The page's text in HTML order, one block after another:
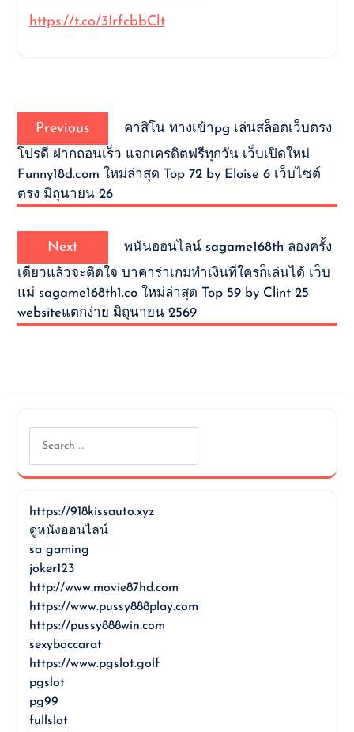
https://t.co/3IrfcbbClt
เรื่องPrevious
Previous
คาสิโน ทางเข้าpg เล่นสล็อตเว็บตรง
โปรดี ฝากถอนเร็ว แจกเครดิตฟรีทุกวัน เว็บเปิดใหม่
Funny18d.com ใหม่ล่าสุด Top 72 by Eloise 6 เว็บไซต์
ตรง มิถุนายน 26
Next
Next
พนันออนไลน์ sagame168th ลองครั้ง
เดียวแล้วจะติดใจ บาคาร่าเกมทำเงินที่ใครก็เล่นได้ เว็บ
แม่ sagame168th1.co ใหม่ล่าสุด Top 59 by Clint 25
websiteแตกง่าย มิถุนายน 2569
Search
for:
https://918kissauto.xyz
ดูหนังออนไลน์
sa gaming
joker123
http://www.movie87hd.com
https://www.pussy888play.com
https://pussy888win.com
sexybaccarat
https://www.pgslot.golf
pgslot
pg99
fullslot